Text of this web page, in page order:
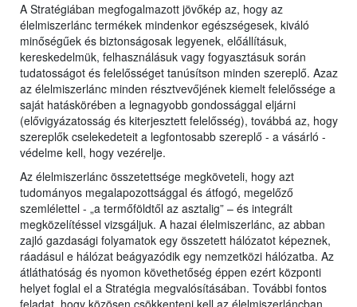
A Stratégiában megfogalmazott jövőkép az, hogy az
élelmiszerlánc termékek mindenkor egészségesek, kiváló
minőségűek és biztonságosak legyenek, előállításuk,
kereskedelmük, felhasználásuk vagy fogyasztásuk során
tudatosságot és felelősséget tanúsítson minden szereplő. Azaz
az élelmiszerlánc minden résztvevőjének kiemelt felelőssége a
saját hatáskörében a legnagyobb gondossággal eljárni
(elővigyázatosság és kiterjesztett felelősség), továbbá az, hogy
szereplők cselekedeteit a legfontosabb szereplő - a vásárló -
védelme kell, hogy vezérelje.
Az élelmiszerlánc összetettsége megköveteli, hogy azt
tudományos megalapozottsággal és átfogó, megelőző
szemlélettel - „a termőföldtől az asztalig” – és integrált
megközelítéssel vizsgáljuk. A hazai élelmiszerlánc, az abban
zajló gazdasági folyamatok egy összetett hálózatot képeznek,
ráadásul e hálózat beágyazódik egy nemzetközi hálózatba. Az
átláthatóság és nyomon követhetőség éppen ezért központi
helyet foglal el a Stratégia megvalósításában. További fontos